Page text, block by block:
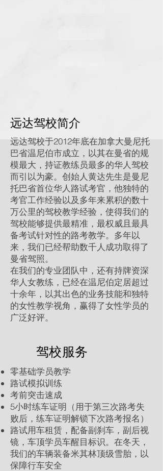
​远达驾校简介
远达驾校于2012年底在加拿大曼尼托
巴省温尼伯市成立，以其在曼省的规
模最大，持证教练员最多的华人驾校
而引以为豪。创始人黄达先生是曼尼
托巴省首位华人路试考官，他独特的
考官工作经验以及多年来累积的数十
万公里的驾校教学经验，使得我们的
驾校能够提供最精准，最权威且最具
备考试针对性的路考教学。多年以
来，我们已经帮助数千人成功取得了
曼省驾照。
在我们的专业团队中，还有持牌资深
华人女教练，已经在温尼伯定居超过
十余年，以其出色的业务技能和独特
的女性教学视角，赢得了女性学员的
广泛好评。
驾校服务
零基础学员教学
路试模拟训练
考前突击速成
​5小时练车证明（用于第三次路考失
败后，练车证明解锁下次路考报名）
路试用车租赁，配备副刹车，副后视
镜，车顶学员车醒目标识。在冬天，
我们的车辆装备米其林顶级雪胎，以
保障行车安全